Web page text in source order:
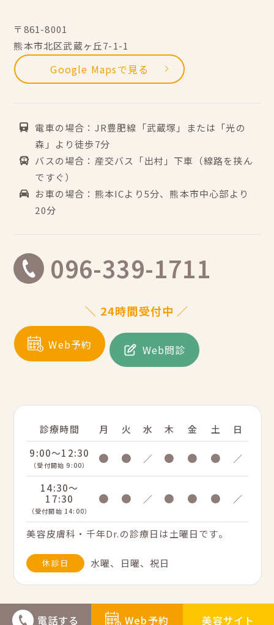
電話する Web予約 美容サイト
〒861-8001
熊本市北区武蔵ヶ丘7-1-1
Google Mapsで見る
電車の場合：JR豊肥線「武蔵塚」または「光の
森」より徒歩7分
バスの場合：産交バス「出村」下車（線路を挟ん
ですぐ）
お車の場合：熊本ICより5分、熊本市中心部より
20分
096-339-1711
＼ 24時間受付中 ／
Web予約 Web問診
診療時間 月 火 水 木 金 土
日
9:00～12:30
（受付開始 9:00） ● ● ／ ● ● ● ／
14:30～
17:30
（受付開始 14:00）
● ● ／ ● ● ● ／
美容皮膚科・千年Dr.の診療日は土曜日です。
休診日 水曜、日曜、祝日